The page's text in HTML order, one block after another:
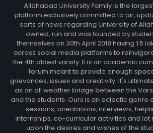
Allahabad University Family is the
platform exclusively committed to air,
sorts of news regarding University of
owned, run and was founded by
themselves on 30th April 2018 having 1.5
across social media platforms to
the 4th oldest varsity. It is an academic
forum meant to provide enough
grievances, issues and creativity. It's
as an all weather bridge between the
and the students. Ours is an eclectic genre
sessions, orientations, interviews,
internships, co-curricular activities and
upon the desires and wishes of the